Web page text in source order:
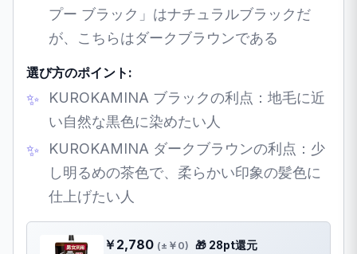
プー ブラック」はナチュラルブラックだ
が、こちらはダークブラウンである
選び方のポイント:
KUROKAMINA ブラックの利点：地毛に近
い自然な黒色に染めたい人
KUROKAMINA ダークブラウンの利点：少
し明るめの茶色で、柔らかい印象の髪色に
仕上げたい人
￥2,780 (±￥0) 🎁 28pt還元